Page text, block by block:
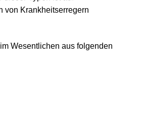
von Krankheitserregern
Wesentlichen aus folgenden